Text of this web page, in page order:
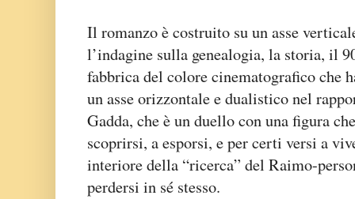
Il romanzo è costruito su un asse
l’indagine sulla genealogia, la storia, il
fabbrica del colore cinematografico che
un asse orizzontale e dualistico nel
Gadda, che è un duello con una figura
scoprirsi, a esporsi, e per certi versi a
interiore della “ricerca” del Raimo-
perdersi in sé stesso.